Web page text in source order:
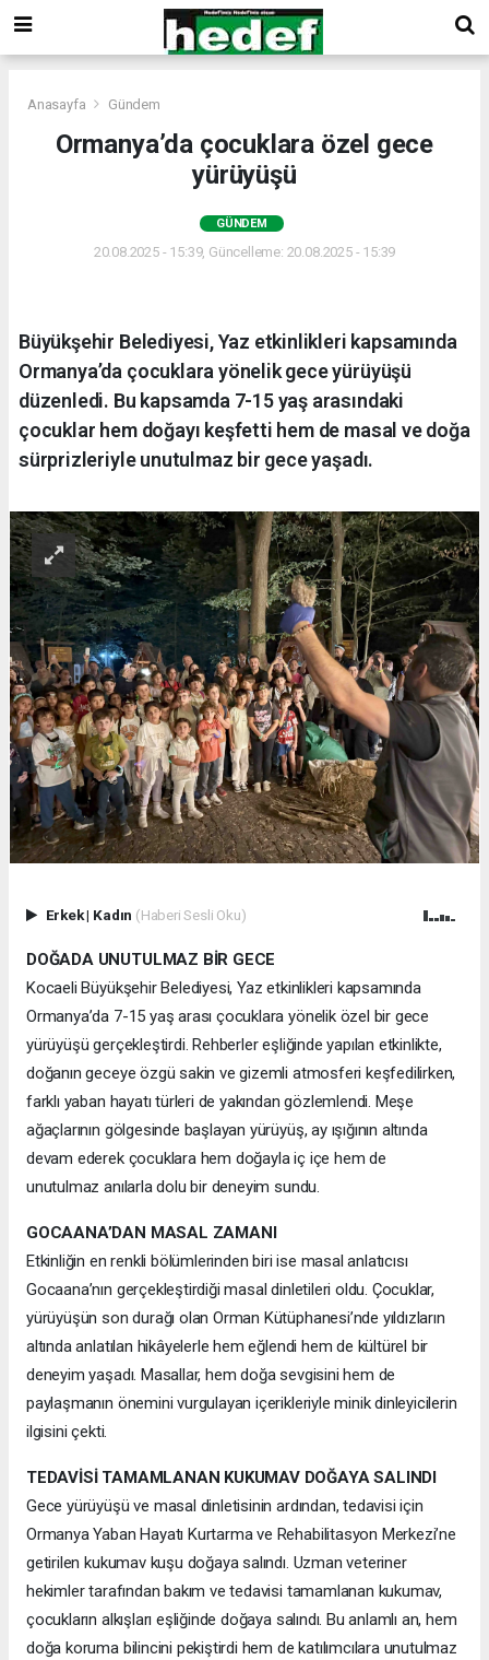
Anasayfa Gündem
Ormanya’da çocuklara özel gece
yürüyüşü
GÜNDEM
20.08.2025 - 15:39, Güncelleme: 20.08.2025 - 15:39
Büyükşehir Belediyesi, Yaz etkinlikleri kapsamında
Ormanya’da çocuklara yönelik gece yürüyüşü
düzenledi. Bu kapsamda 7-15 yaş arasındaki
çocuklar hem doğayı keşfetti hem de masal ve doğa
sürprizleriyle unutulmaz bir gece yaşadı.
Erkek| Kadın (Haberi Sesli Oku)
DOĞADA UNUTULMAZ BİR GECE
Kocaeli Büyükşehir Belediyesi, Yaz etkinlikleri kapsamında
Ormanya’da 7-15 yaş arası çocuklara yönelik özel bir gece
yürüyüşü gerçekleştirdi. Rehberler eşliğinde yapılan etkinlikte,
doğanın geceye özgü sakin ve gizemli atmosferi keşfedilirken,
farklı yaban hayatı türleri de yakından gözlemlendi. Meşe
ağaçlarının gölgesinde başlayan yürüyüş, ay ışığının altında
devam ederek çocuklara hem doğayla iç içe hem de
unutulmaz anılarla dolu bir deneyim sundu.
GOCAANA’DAN MASAL ZAMANI
Etkinliğin en renkli bölümlerinden biri ise masal anlatıcısı
Gocaana’nın gerçekleştirdiği masal dinletileri oldu. Çocuklar,
yürüyüşün son durağı olan Orman Kütüphanesi’nde yıldızların
altında anlatılan hikâyelerle hem eğlendi hem de kültürel bir
deneyim yaşadı. Masallar, hem doğa sevgisini hem de
paylaşmanın önemini vurgulayan içerikleriyle minik dinleyicilerin
ilgisini çekti.
TEDAVİSİ TAMAMLANAN KUKUMAV DOĞAYA SALINDI
Gece yürüyüşü ve masal dinletisinin ardından, tedavisi için
Ormanya Yaban Hayatı Kurtarma ve Rehabilitasyon Merkezi’ne
getirilen kukumav kuşu doğaya salındı. Uzman veteriner
hekimler tarafından bakım ve tedavisi tamamlanan kukumav,
çocukların alkışları eşliğinde doğaya salındı. Bu anlamlı an, hem
doğa koruma bilincini pekiştirdi hem de katılımcılara unutulmaz